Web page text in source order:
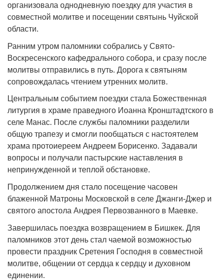
организовала однодневную поездку для участия в
совместной молитве и посещении святынь Чуйской
области.
Ранним утром паломники собрались у Свято-
Воскресенского кафедрального собора, и сразу после
молитвы отправились в путь. Дорога к святыням
сопровождалась чтением утренних молитв.
Центральным событием поездки стала Божественная
литургия в храме праведного Иоанна Кронштадтского в
селе Манас. После службы паломники разделили
общую трапезу и смогли пообщаться с настоятелем
храма протоиереем Андреем Борисенко. Задавали
вопросы и получали пастырские наставления в
непринужденной и теплой обстановке.
Продолжением дня стало посещение часовен
блаженной Матроны Московской в селе Джанги-Джер и
святого апостола Андрея Первозванного в Маевке.
Завершилась поездка возвращением в Бишкек. Для
паломников этот день стал чаемой возможностью
провести праздник Сретения Господня в совместной
молитве, общении от сердца к сердцу и духовном
единении.